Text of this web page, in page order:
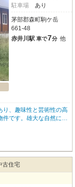
駐車場
あり
茅部郡森町駒ケ岳
661-48
赤井川駅 車で7分 他
り、趣味性と芸術性の高
件です。雄大な自然に囲
物件です。近隣施設と
ネイパル森、大沼レイ
ニ、飲食店等の選択肢
る方、郊外型の物件をお
ります。【2023年
しては事前予約制と
古住宅